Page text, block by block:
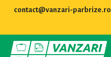
contact@vanzari-parbrize.ro